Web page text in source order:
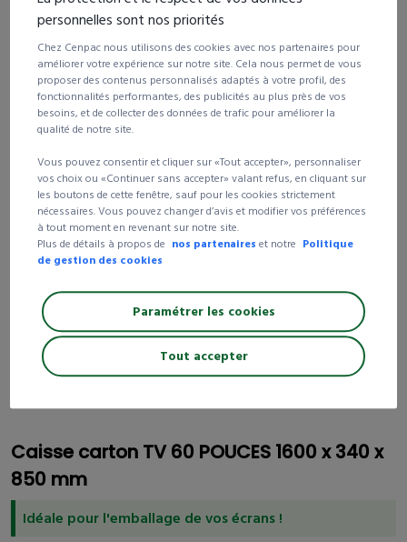
Caisse carton TV 60 POUCES 1600 x 340 x
850 mm
Idéale pour l'emballage de vos écrans !
45 et +
-10%
100 et +
-15%
28,31 €
200 et +
-20%
26,65 €
400 et +
-30% 23,32 €
Livraison 24/72h
Livraison gratuitedès 250 € d’achat HT
99% de nos clients satisfaits
personnelles sont nos priorités
Chez Cenpac nous utilisons des cookies avec nos partenaires pour
améliorer votre expérience sur notre site. Cela nous permet de vous
proposer des contenus personnalisés adaptés à votre profil, des
fonctionnalités performantes, des publicités au plus près de vos
besoins, et de collecter des données de trafic pour améliorer la
qualité de notre site.
Vous pouvez consentir et cliquer sur «Tout accepter», personnaliser
vos choix ou «Continuer sans accepter» valant refus, en cliquant sur
les boutons de cette fenêtre, sauf pour les cookies strictement
nécessaires. Vous pouvez changer d’avis et modifier vos préférences
à tout moment en revenant sur notre site.
Plus de détails à propos de nos partenaires et notre Politique
de gestion des cookies
Paramétrer les cookies
Tout accepter